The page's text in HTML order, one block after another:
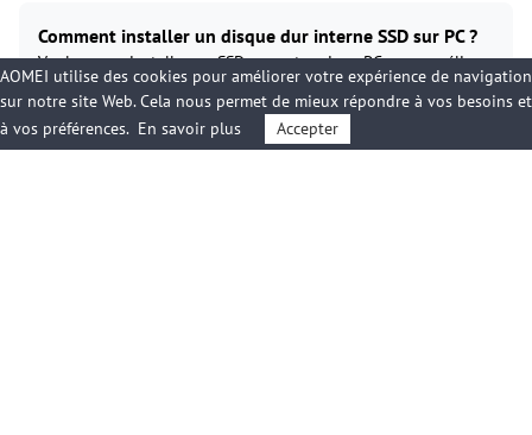
Comment installer un disque dur interne SSD sur PC ?
Voulez-vous installer un SSD sur votre vieux PC pour améliorer
ses performances ? Alors, ce guide vous sera utile ! Il offre une
méthode courante pour installer un disque dur interne SSD
facilement.
AOMEI utilise des cookies pour améliorer votre expérience de navigation
sur notre site Web. Cela nous permet de mieux répondre à vos besoins et
à vos préférences. En savoir plus Accepter